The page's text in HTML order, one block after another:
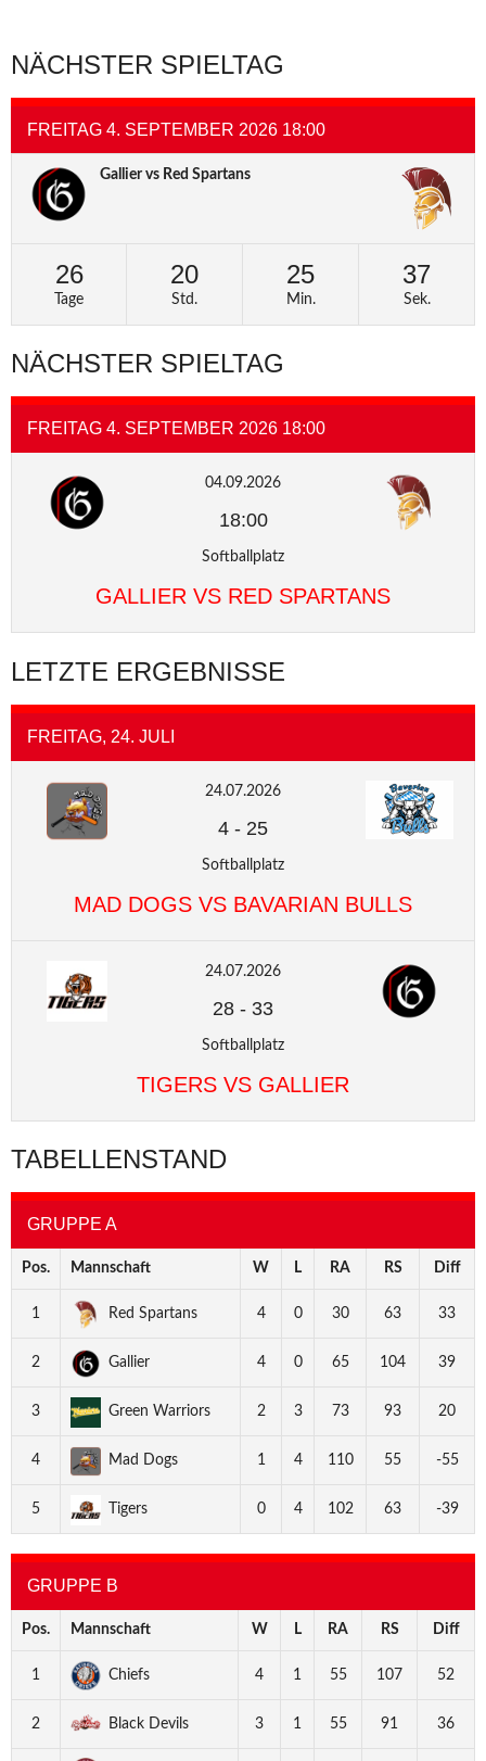
NÄCHSTER SPIELTAG
FREITAG 4. SEPTEMBER 2026 18:00
Gallier vs Red Spartans
26
Tage
20
Std.
25
Min.
37
Sek.
NÄCHSTER SPIELTAG
FREITAG 4. SEPTEMBER 2026 18:00
04.09.2026
18:00
Softballplatz
GALLIER VS RED SPARTANS
LETZTE ERGEBNISSE
FREITAG, 24. JULI
24.07.2026
4 - 25
Softballplatz
MAD DOGS VS BAVARIAN BULLS
24.07.2026
28 - 33
Softballplatz
TIGERS VS GALLIER
TABELLENSTAND
GRUPPE A
Pos. Mannschaft W L RA RS Diff
1 Red Spartans 4 0 30 63 33
2 Gallier 4 0 65 104 39
3 Green Warriors 2 3 73 93 20
4 Mad Dogs 1 4 110 55 -55
5 Tigers 0 4 102 63 -39
GRUPPE B
Pos. Mannschaft W L RA RS Diff
1 Chiefs 4 1 55 107 52
2 Black Devils 3 1 55 91 36